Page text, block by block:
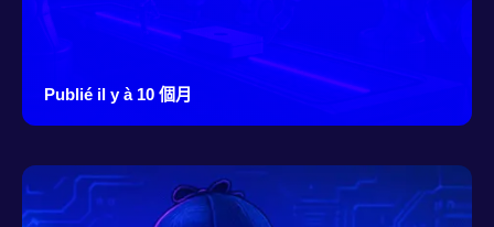
Publié il y à 10 個月